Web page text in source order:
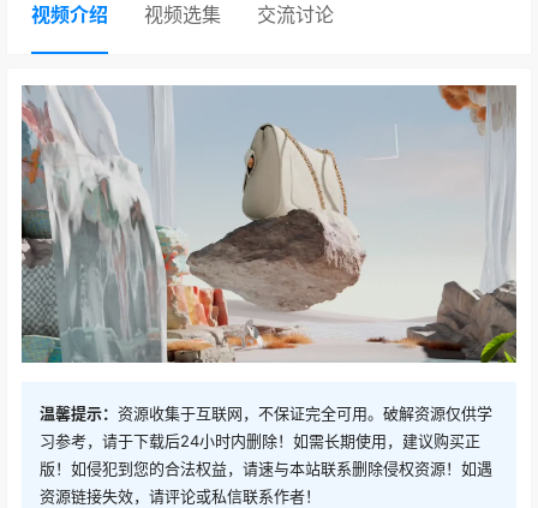
视频介绍 视频选集 交流讨论
温馨提示： 资源收集于互联网，不保证完全可用。破解资源仅供学
习参考，请于下载后24小时内删除！如需长期使用，建议购买正
版！如侵犯到您的合法权益，请速与本站联系删除侵权资源！如遇
资源链接失效，请评论或私信联系作者！